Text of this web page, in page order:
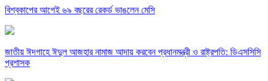
বিশ্বকাপের আগেই ৬৯ বছরের রেকর্ড ভাঙলেন মেসি
জাতীয় ঈদগাহে ঈদুল আজহার নামাজ আদায় করবেন প্রধানমন্ত্রী ও রাষ্ট্রপতি: ডিএসসিসি
প্রশাসক